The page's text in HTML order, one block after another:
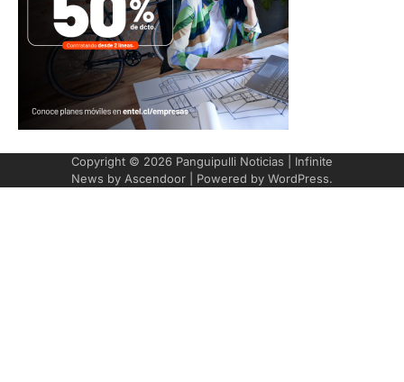
Copyright © 2026 Panguipulli Noticias | Infinite
News by Ascendoor | Powered by WordPress.